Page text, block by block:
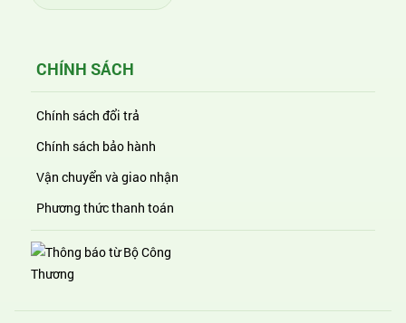
CHÍNH SÁCH
Chính sách đổi trả
Chính sách bảo hành
Vận chuyển và giao nhận
Phương thức thanh toán